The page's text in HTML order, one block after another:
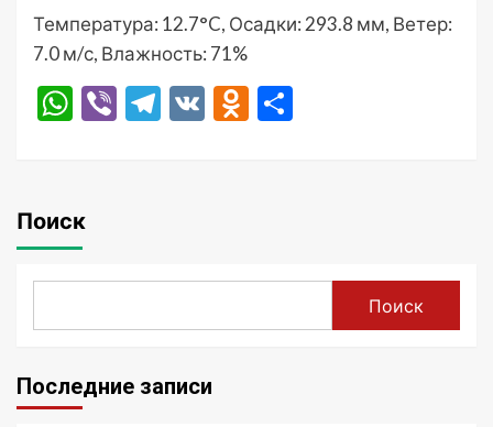
Температура: 12.7°C, Осадки: 293.8 мм, Ветер:
7.0 м/с, Влажность: 71%
WhatsApp
ViberTelegram
VK Odnoklassniki
Поиск
Поиск
Последние записи